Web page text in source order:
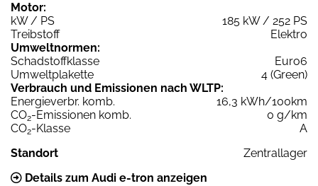
Motor:
kW / PS
185 kW / 252 PS
Treibstoff
Elektro
Umweltnormen:
Schadstoffklasse
Euro6
Umweltplakette
4 (Green)
Verbrauch und Emissionen nach WLTP:
Energieverbr. komb.
16,3 kWh/100km
CO2-Emissionen komb.
0 g/km
CO2-Klasse
A
Standort
Zentrallager
Details zum Audi e-tron anzeigen